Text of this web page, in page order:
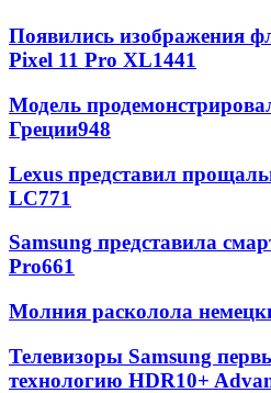
Появились изображения
Pixel 11 Pro XL1441
Модель
Греции948
Lexus представил
LC771
Samsung представила
Pro661
Молния расколола
Телевизоры Samsung
технологию HDR10+